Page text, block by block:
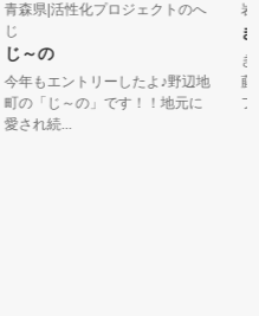
青森県|活性化プロジェクトのへ
じ
じ～の
今年もエントリーしたよ♪野辺地
町の「じ～の」です！！地元に
愛され続...
岩
き
き
藤
フ